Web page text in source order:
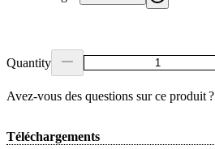
Quantity
Avez‑vous des questions sur ce produit ?
Téléchargements